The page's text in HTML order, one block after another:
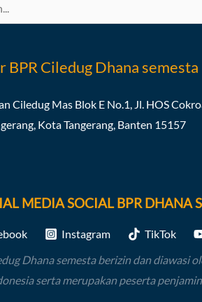
BPR Ciledug Dhana semesta
Ciledug Mas Blok E No.1, Jl. HOS
Kota Tangerang, Banten 15157
MEDIA SOCIAL BPR DHANA
Instagram TikTok
Dhana semesta berizin dan diawasi
serta merupakan peserta